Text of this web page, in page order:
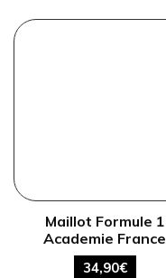
Maillot Formule 1
Academie France
34,90€